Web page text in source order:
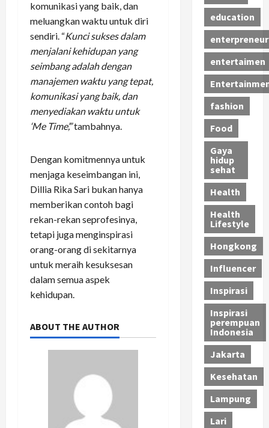
komunikasi yang baik, dan
meluangkan waktu untuk diri
sendiri. “Kunci sukses dalam
menjalani kehidupan yang
seimbang adalah dengan
manajemen waktu yang tepat,
komunikasi yang baik, dan
menyediakan waktu untuk
‘Me Time’,”tambahnya.
Dengan komitmennya untuk
menjaga keseimbangan ini,
Dillia Rika Sari bukan hanya
memberikan contoh bagi
rekan-rekan seprofesinya,
tetapi juga menginspirasi
orang-orang di sekitarnya
untuk meraih kesuksesan
dalam semua aspek
kehidupan.
ABOUT THE AUTHOR
education
enterpreneur
entertaimen
fashion
Food
Gaya
hidup
sehat
Health
Health
Lifestyle
Hongkong
Influencer
Inspirasi
Inspirasi
perempuan
Indonesia
Jakarta
Kesehatan
Lampung
Lari